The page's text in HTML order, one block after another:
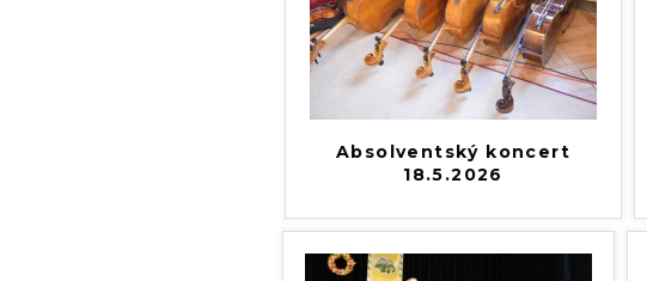
Absolventský koncert
18.5.2026